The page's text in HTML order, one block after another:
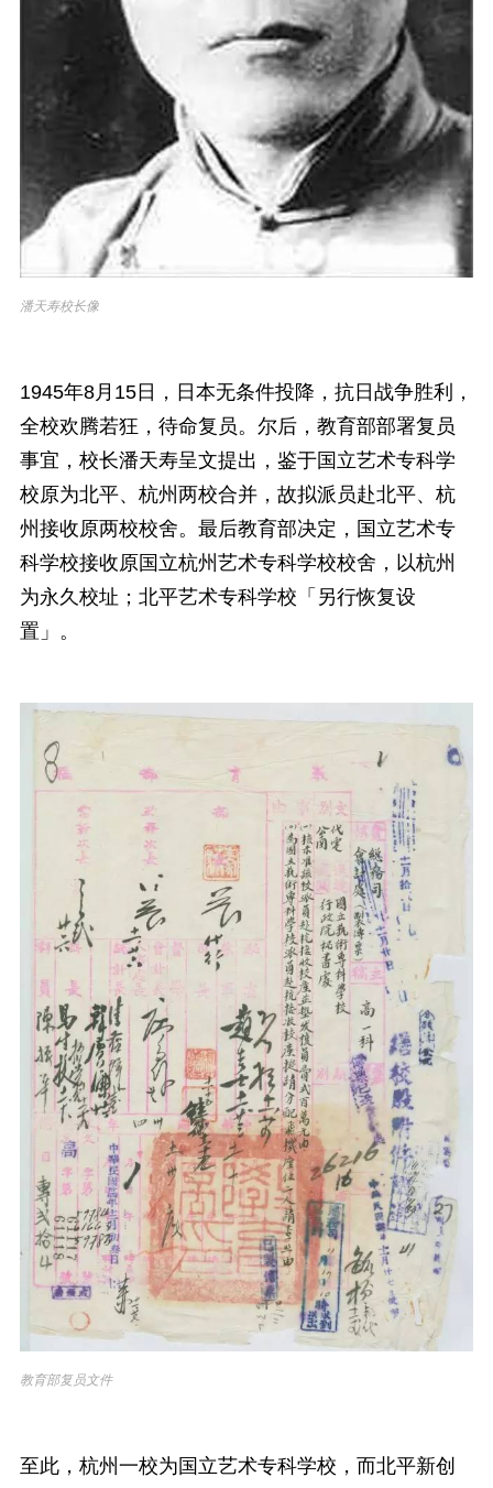
潘天寿校长像
1945年8月15日，日本无条件投降，抗日战争胜利，
全校欢腾若狂，待命复员。尔后，教育部部署复员
事宜，校长潘天寿呈文提出，鉴于国立艺术专科学
校原为北平、杭州两校合并，故拟派员赴北平、杭
州接收原两校校舍。最后教育部决定，国立艺术专
科学校接收原国立杭州艺术专科学校校舍，以杭州
为永久校址；北平艺术专科学校「另行恢复设
置」。
教育部复员文件
至此，杭州一校为国立艺术专科学校，而北平新创